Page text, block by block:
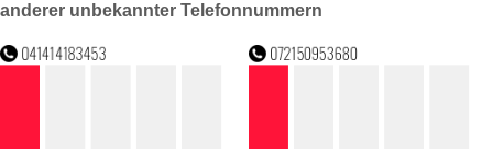
anderer unbekannter Telefonnummern